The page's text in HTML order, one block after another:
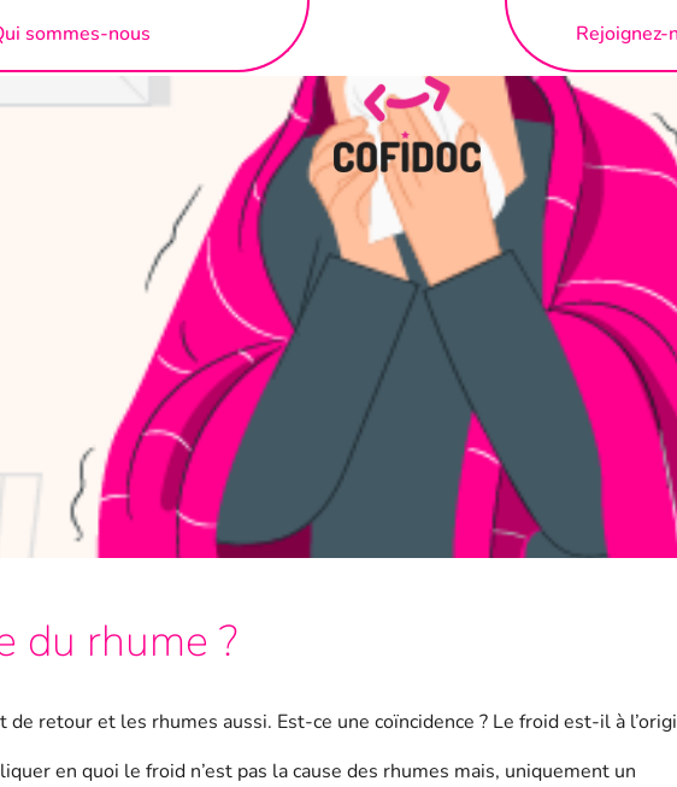
sommes-nous Rejoignez-
du rhume ?
retour et les rhumes aussi. Est-ce une coïncidence ? Le froid est-il à
en quoi le froid n’est pas la cause des rhumes mais, uniquement un